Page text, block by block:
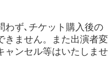
ず､チケット購入後の
きません。また出演者変
ャンセル等はいたしませ